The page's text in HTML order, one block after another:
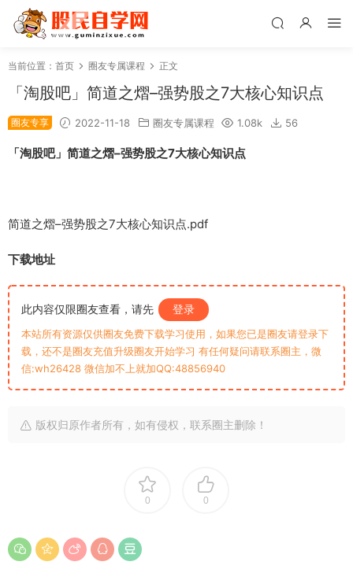
当前位置： 首页 圈友专属课程 正文
「淘股吧」简道之熠–强势股之7大核心知识点
圈友专享 2022-11-18 圈友专属课程 1.08k 56
「淘股吧」简道之熠–强势股之7大核心知识点
简道之熠–强势股之7大核心知识点.pdf
下载地址
此内容仅限圈友查看，请先 登录
本站所有资源仅供圈友免费下载学习使用，如果您已是圈友请登录下
载，还不是圈友充值升级圈友开始学习 有任何疑问请联系圈主，微
信:wh26428 微信加不上就加QQ:48856940
版权归原作者所有，如有侵权，联系圈主删除！
0 0